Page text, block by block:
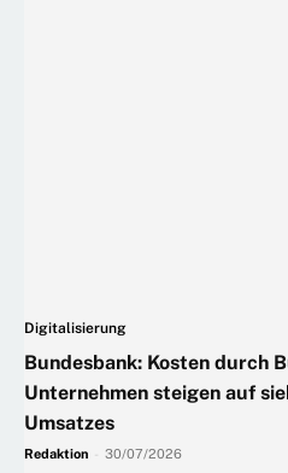
Digitalisierung
Bundesbank: Kosten durch
Unternehmen steigen auf
Umsatzes
Redaktion 30/07/2026